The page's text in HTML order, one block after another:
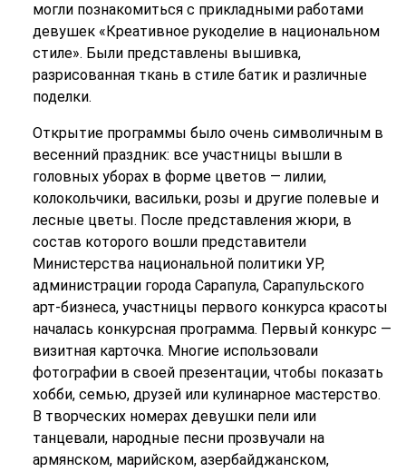
могли познакомиться с прикладными работами
девушек «Креативное рукоделие в национальном
стиле». Были представлены вышивка,
разрисованная ткань в стиле батик и различные
поделки.
Открытие программы было очень символичным в
весенний праздник: все участницы вышли в
головных уборах в форме цветов — лилии,
колокольчики, васильки, розы и другие полевые и
лесные цветы. После представления жюри, в
состав которого вошли представители
Министерства национальной политики УР,
администрации города Сарапула, Сарапульского
арт-бизнеса, участницы первого конкурса красоты
началась конкурсная программа. Первый конкурс —
визитная карточка. Многие использовали
фотографии в своей презентации, чтобы показать
хобби, семью, друзей или кулинарное мастерство.
В творческих номерах девушки пели или
танцевали, народные песни прозвучали на
армянском, марийском, азербайджанском,